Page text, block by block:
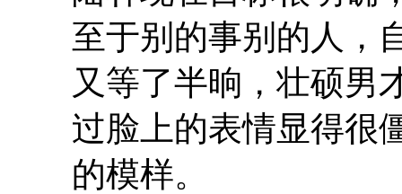
至于别的事别的人，
又等了半晌，壮硕男
过脸上的表情显得很
的模样。